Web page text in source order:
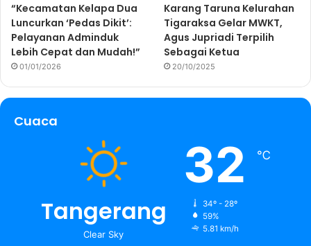
“Kecamatan Kelapa Dua
Luncurkan ‘Pedas Dikit’:
Pelayanan Adminduk
Lebih Cepat dan Mudah!”
01/01/2026
Karang Taruna Kelurahan
Tigaraksa Gelar MWKT,
Agus Jupriadi Terpilih
Sebagai Ketua
20/10/2025
Cuaca
Tangerang
Clear Sky
32 ℃
34º - 28º
59%
5.81 km/h